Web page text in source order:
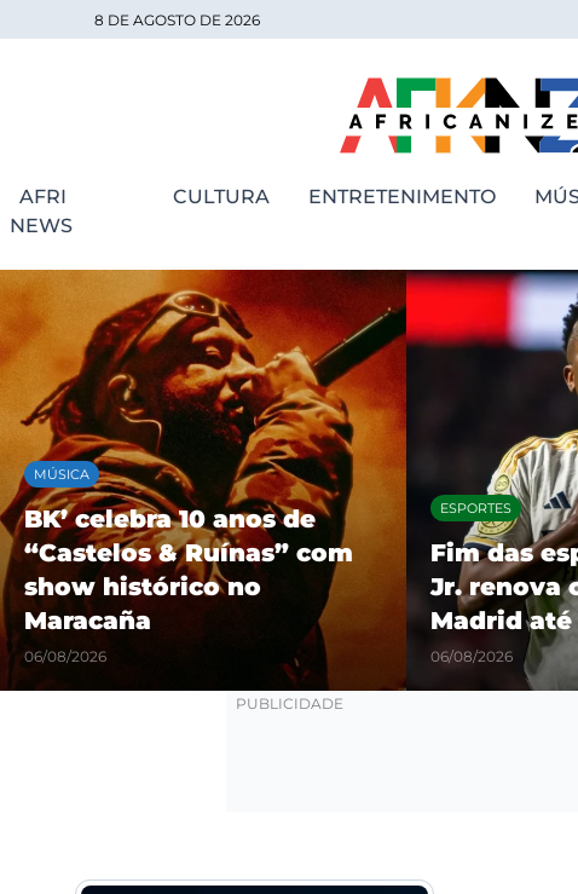
8 DE AGOSTO DE 2026
AFRI
NEWS
CULTURA ENTRETENIMENTO
MÚSICA
BK’ celebra 10 anos de
“Castelos & Ruínas” com
show histórico no
Maracaña
06/08/2026
ESPORTES
Fim das
Jr. renova
Madrid até
06/08/2026